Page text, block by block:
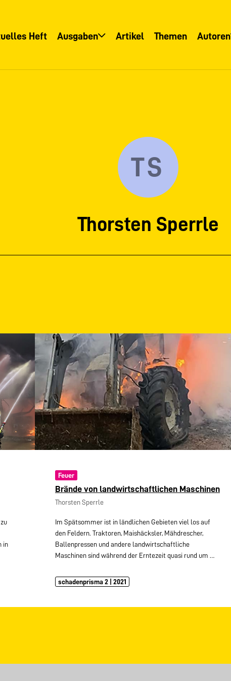
Heft Ausgaben Artikel Themen Autoren
TS
Thorsten Sperrle
in
Feuer
Brände von landwirtschaftlichen Maschinen
Thorsten Sperrle
Im Spätsommer ist in ländlichen Gebieten viel los auf
den Feldern. Traktoren, Maishäcksler, Mähdrescher,
Ballenpressen und andere landwirtschaftliche
Maschinen sind während der Erntezeit quasi rund um …
schadenprisma 2 | 2021